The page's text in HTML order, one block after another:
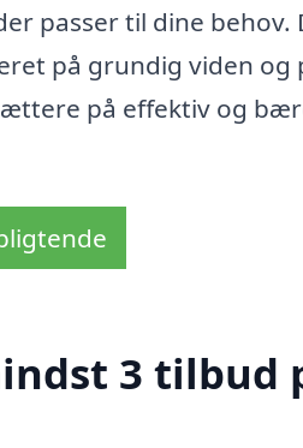
passer til dine
på grundig viden
på effektiv og
3 tilbud